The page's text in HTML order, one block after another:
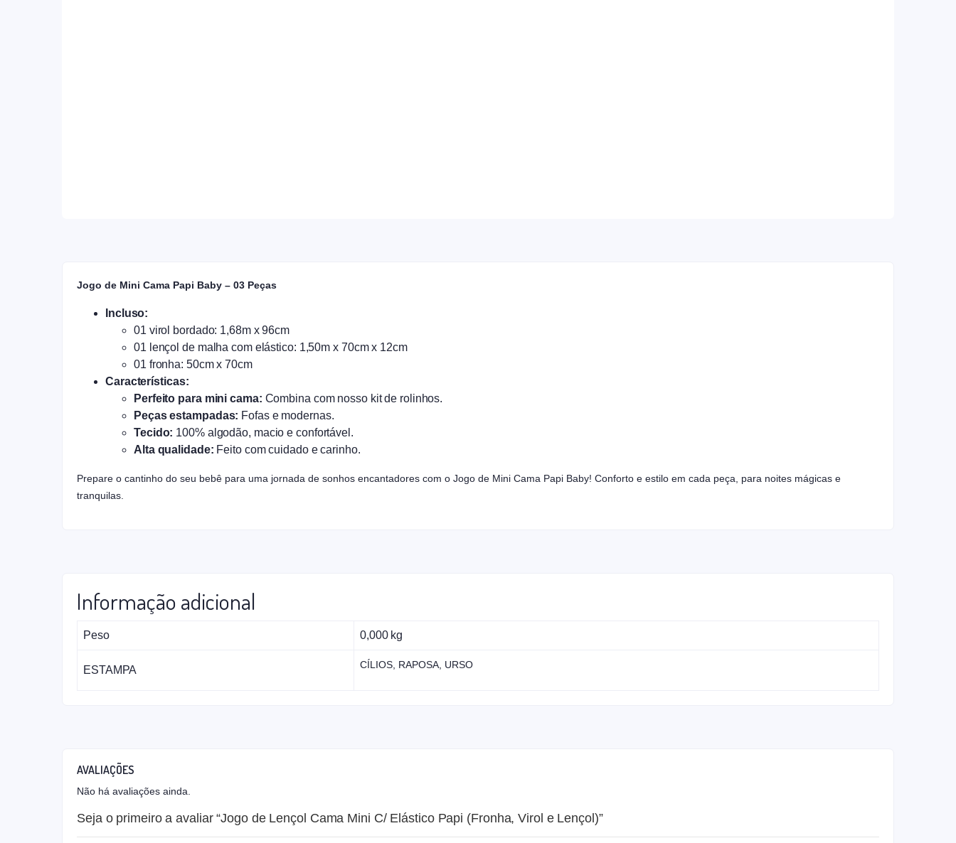
Jogo de Mini Cama Papi Baby – 03 Peças
Incluso:
01 virol bordado: 1,68m x 96cm
01 lençol de malha com elástico: 1,50m x 70cm x 12cm
01 fronha: 50cm x 70cm
Características:
Perfeito para mini cama: Combina com nosso kit de rolinhos.
Peças estampadas: Fofas e modernas.
Tecido: 100% algodão, macio e confortável.
Alta qualidade: Feito com cuidado e carinho.
Prepare o cantinho do seu bebê para uma jornada de sonhos encantadores com o Jogo de Mini Cama Papi Baby! Conforto e estilo em cada peça, para noites mágicas e
tranquilas.
Informação adicional
Peso 0,000 kg
ESTAMPA CÍLIOS, RAPOSA, URSO
AVALIAÇÕES
Não há avaliações ainda.
Seja o primeiro a avaliar “Jogo de Lençol Cama Mini C/ Elástico Papi (Fronha, Virol e Lençol)”